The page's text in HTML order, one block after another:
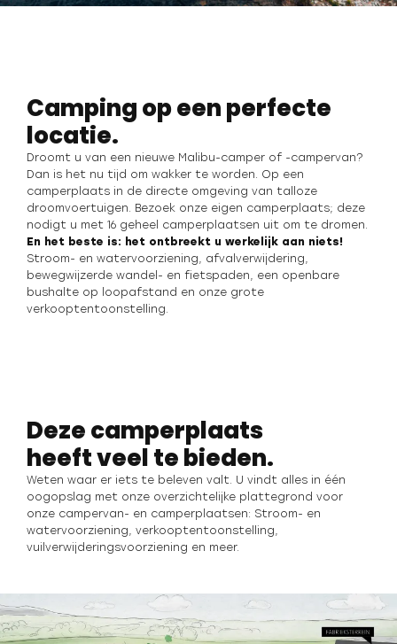
Camping op een perfecte
locatie.
Droomt u van een nieuwe Malibu-camper of -campervan?
Dan is het nu tijd om wakker te worden. Op een
camperplaats in de directe omgeving van talloze
droomvoertuigen. Bezoek onze eigen camperplaats; deze
nodigt u met 16 geheel camperplaatsen uit om te dromen.
En het beste is: het ontbreekt u werkelijk aan niets!
Stroom- en watervoorziening, afvalverwijdering,
bewegwijzerde wandel- en fietspaden, een openbare
bushalte op loopafstand en onze grote
verkooptentoonstelling.
Deze camperplaats
heeft veel te bieden.
Weten waar er iets te beleven valt. U vindt alles in één
oogopslag met onze overzichtelijke plattegrond voor
onze campervan- en camperplaatsen: Stroom- en
watervoorziening, verkooptentoonstelling,
vuilverwijderingsvoorziening en meer.